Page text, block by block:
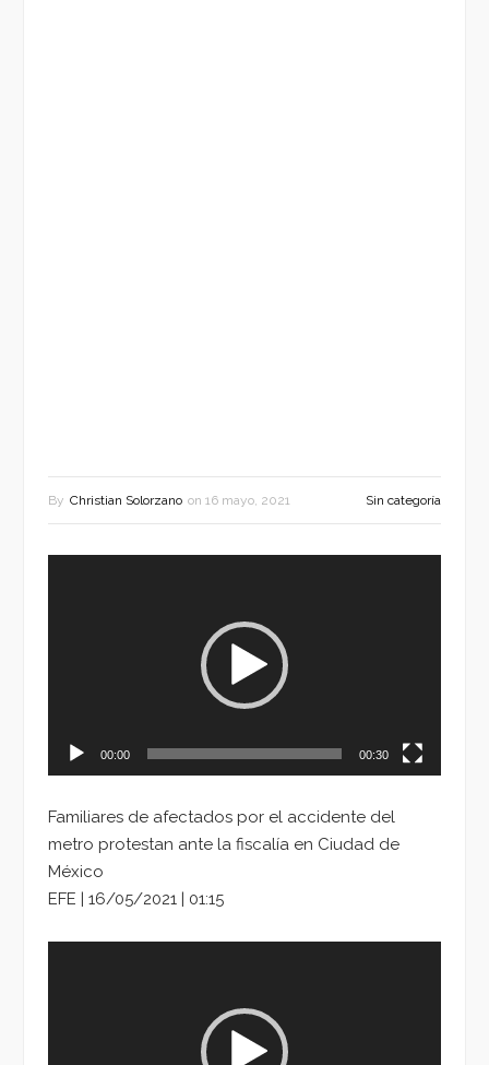
By Christian Solorzano on 16 mayo, 2021 Sin categoría
00:00 00:30
Familiares de afectados por el accidente del
metro protestan ante la fiscalía en Ciudad de
México
EFE | 16/05/2021 | 01:15